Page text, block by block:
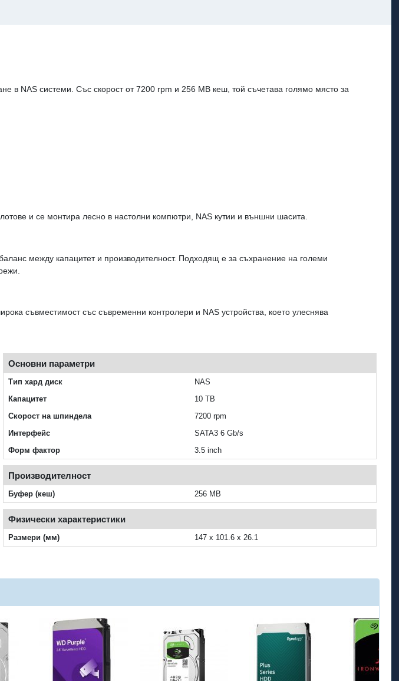
в NAS системи. Със скорост от 7200 rpm и 256 MB кеш, той съчетава голямо място за
и се монтира лесно в настолни компютри, NAS кутии и външни шасита.
между капацитет и производителност. Подходящ е за съхранение на големи
съвместимост със съвременни контролери и NAS устройства, което улеснява
Основни параметри
Тип хард диск
NAS
Капацитет
10 TB
Скорост на шпиндела
7200 rpm
Интерфейс
SATA3 6 Gb/s
Форм фактор
3.5 inch
Производителност
Буфер (кеш) 256 MB
Физически характеристики
Размери (мм) 147 x 101.6 x 26.1